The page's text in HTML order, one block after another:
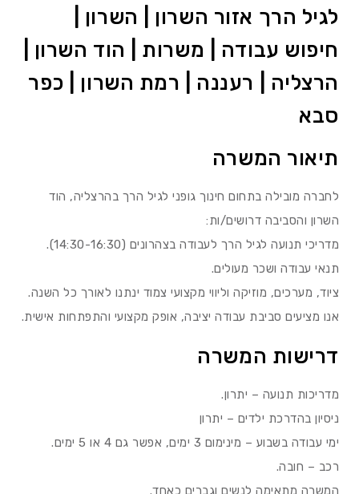
לגיל הרך אזור השרון | השרון |
חיפוש עבודה | משרות | הוד השרון |
הרצליה | רעננה | רמת השרון | כפר
סבא
תיאור המשרה
לחברה מובילה בתחום חינוך גופני לגיל הרך בהרצליה, הוד
השרון והסביבה דרושים/ות:
מדריכי תנועה לגיל הרך לעבודה בצהרונים (14:30-16:30).
תנאי עבודה ושכר מעולים.
ציוד, מערכים, מוזיקה וליווי מקצועי צמוד ינתנו לאורך כל השנה.
אנו מציעים סביבת עבודה יציבה, אופק מקצועי והתפתחות אישית.
דרישות המשרה
מדריכות תנועה – יתרון.
ניסיון בהדרכת ילדים – יתרון
ימי עבודה בשבוע – מינימום 3 ימים, אפשר גם 4 או 5 ימים.
רכב – חובה.